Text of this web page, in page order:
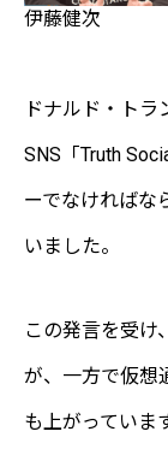
伊藤健次
ドナルド・ト
SNS「Truth
ーでなければな
いました。
この発言を受け
が、一方で仮想
も上がっていま